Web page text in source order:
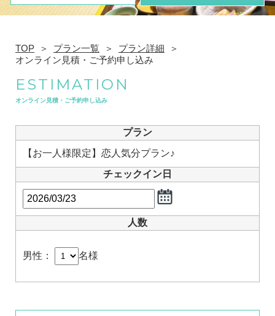
TOP プラン一覧
プラン詳細
オンライン見積・ご予約申し込み
ESTIMATION
オンライン見積・ご予約申し込み
プラン
【お一人様限定】恋人気分プラン♪
チェックイン日
人数
男性： 名様